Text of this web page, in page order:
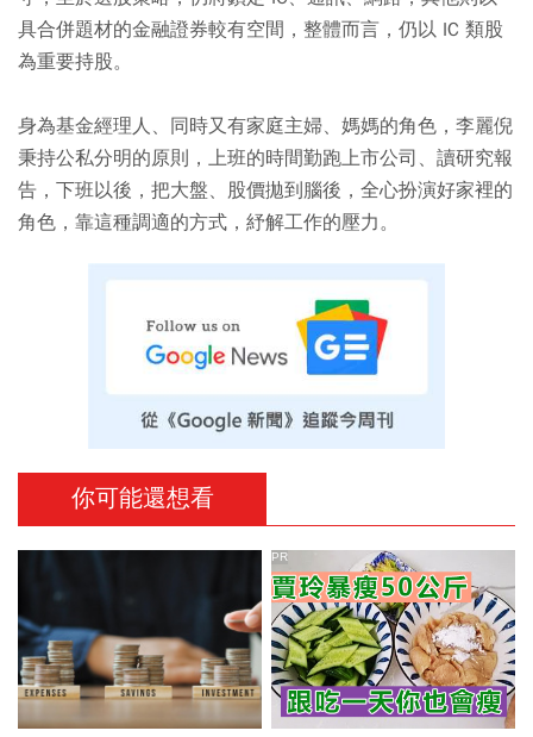
具合併題材的金融證券較有空間，整體而言，仍以 IC 類股
為重要持股。
身為基金經理人、同時又有家庭主婦、媽媽的角色，李麗倪
秉持公私分明的原則，上班的時間勤跑上市公司、讀研究報
告，下班以後，把大盤、股價拋到腦後，全心扮演好家裡的
角色，靠這種調適的方式，紓解工作的壓力。
你可能還想看
PR